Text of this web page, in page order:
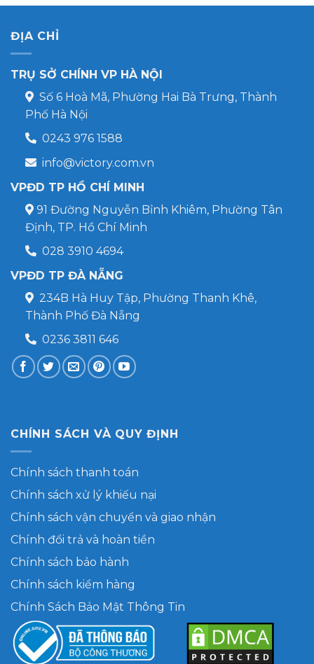
ĐỊA CHỈ
TRỤ SỞ CHÍNH VP HÀ NỘI
Số 6 Hoà Mã, Phường Hai Bà Trưng, Thành
Phố Hà Nội
0243 976 1588
info@victory.com.vn
VPĐD TP HỒ CHÍ MINH
91 Đường Nguyễn Bỉnh Khiêm, Phường Tân
Định, TP. Hồ Chí Minh
028 3910 4694
VPĐD TP ĐÀ NẴNG
234B Hà Huy Tập, Phường Thanh Khê,
Thành Phố Đà Nẵng
0236 3811 646
CHÍNH SÁCH VÀ QUY ĐỊNH
Chính sách thanh toán
Chính sách xử lý khiếu nại
Chính sách vận chuyển và giao nhận
Chính đổi trả và hoàn tiền
Chính sách bảo hành
Chính sách kiểm hàng
Chính Sách Bảo Mật Thông Tin